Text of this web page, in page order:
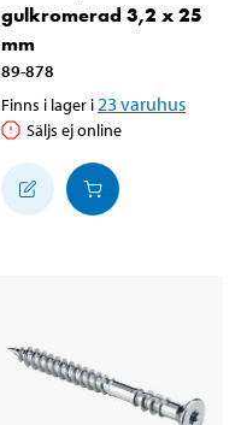
gulkromerad 3,2 x 25
mm
89-878
Finns i lager i 23 varuhus
Säljs ej online